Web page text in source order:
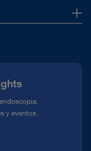
(Hotline)
y eventos.